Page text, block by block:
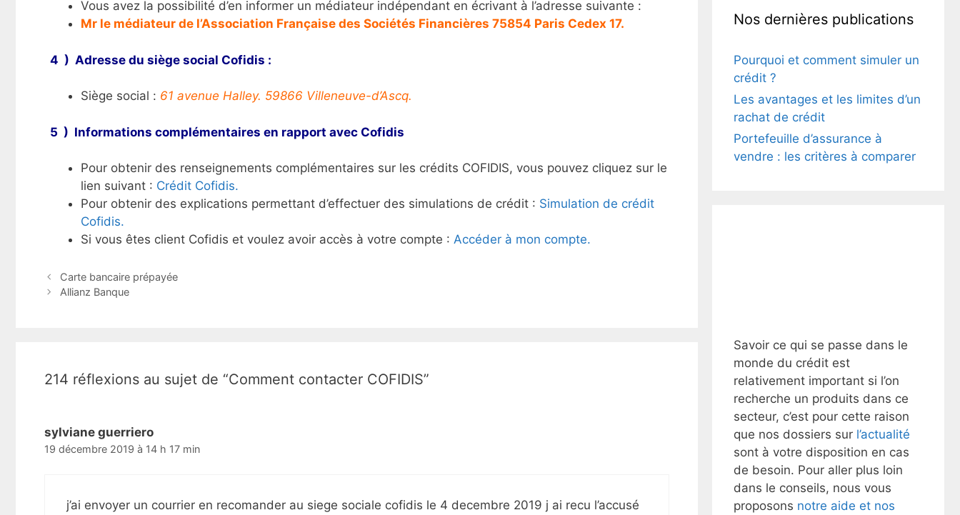
Vous avez la possibilité d’en informer un médiateur indépendant en écrivant à l’adresse suivante :
Mr le médiateur de l’Association Française des Sociétés Financières 75854 Paris Cedex 17.
4 ) Adresse du siège social Cofidis :
Siège social : 61 avenue Halley. 59866 Villeneuve-d’Ascq.
5 ) Informations complémentaires en rapport avec Cofidis
Pour obtenir des renseignements complémentaires sur les crédits COFIDIS, vous pouvez cliquez sur le
lien suivant : Crédit Cofidis.
Pour obtenir des explications permettant d’effectuer des simulations de crédit : Simulation de crédit
Cofidis.
Si vous êtes client Cofidis et voulez avoir accès à votre compte : Accéder à mon compte.
N
a
i
d
s
Carte bancaire prépayée
Allianz Banque
214 réflexions au sujet de “Comment contacter COFIDIS”
sylviane guerriero
19 décembre 2019 à 14 h 17 min
j’ai envoyer un courrier en recomander au siege sociale cofidis le 4 decembre 2019 j ai recu l’accusé
Nos dernières publications
Pourquoi et comment simuler un
crédit ?
Les avantages et les limites d’un
rachat de crédit
Portefeuille d’assurance à
vendre : les critères à comparer
Savoir ce qui se passe dans le
monde du crédit est
relativement important si l’on
recherche un produits dans ce
secteur, c’est pour cette raison
que nos dossiers sur l’actualité
sont à votre disposition en cas
de besoin. Pour aller plus loin
dans le conseils, nous vous
proposons notre aide et nos